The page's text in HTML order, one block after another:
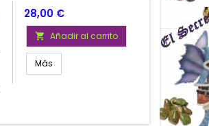
Precio
28,00 €
 Añadir al carrito
Más